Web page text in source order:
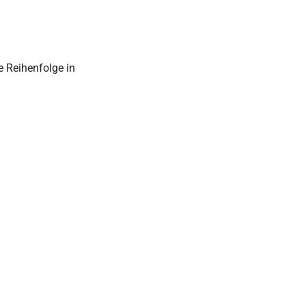
Reihenfolge in